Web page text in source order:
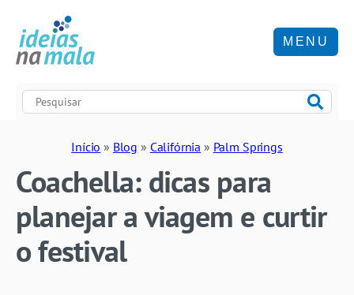
MENU
Início » Blog » Califórnia » Palm Springs
Coachella: dicas para
planejar a viagem e curtir
o festival